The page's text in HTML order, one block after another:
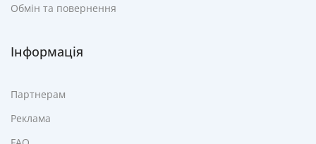
Обмін та повернення
Інформація
Партнерам
Реклама